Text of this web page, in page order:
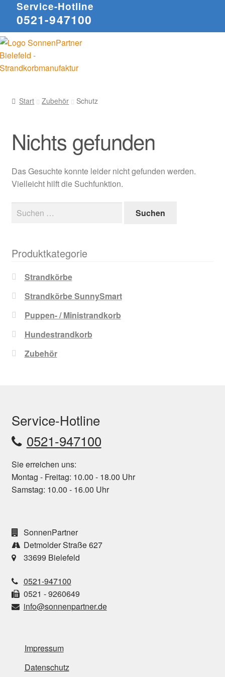
Service-Hotline
0521-947100
Start Zubehör Schutz
Nichts gefunden
Das Gesuchte konnte leider nicht gefunden werden.
Vielleicht hilft die Suchfunktion.
Produktkategorie
Strandkörbe
Strandkörbe SunnySmart
Puppen- / Ministrandkorb
Hundestrandkorb
Zubehör
Service-Hotline
0521-947100
Sie erreichen uns:
Montag - Freitag: 10.00 - 18.00 Uhr
Samstag: 10.00 - 16.00 Uhr
SonnenPartner
Detmolder Straße 627
33699 Bielefeld
0521-947100
0521 - 9260649
info@sonnenpartner.de
Impressum
Datenschutz